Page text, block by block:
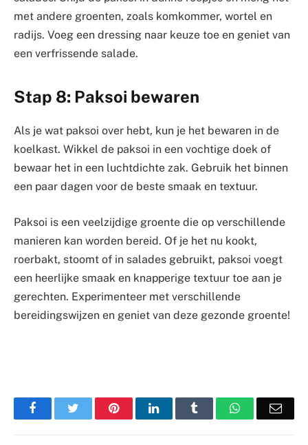
met andere groenten, zoals komkommer, wortel en
radijs. Voeg een dressing naar keuze toe en geniet van
een verfrissende salade.
Stap 8: Paksoi bewaren
Als je wat paksoi over hebt, kun je het bewaren in de
koelkast. Wikkel de paksoi in een vochtige doek of
bewaar het in een luchtdichte zak. Gebruik het binnen
een paar dagen voor de beste smaak en textuur.
Paksoi is een veelzijdige groente die op verschillende
manieren kan worden bereid. Of je het nu kookt,
roerbakt, stoomt of in salades gebruikt, paksoi voegt
een heerlijke smaak en knapperige textuur toe aan je
gerechten. Experimenteer met verschillende
bereidingswijzen en geniet van deze gezonde groente!
FacebookTwitter PinterestLinkedIn Tumblr WhatsApp